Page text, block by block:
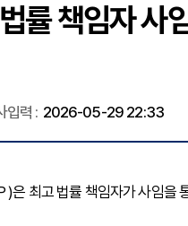
책임자 사
입력 : 2026-05-29 22:33
은 최고 법률 책임자가 사임을